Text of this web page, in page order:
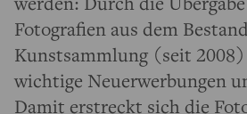
Fotografien aus dem
Kunstsammlung (seit
wichtige Neuerwerbungen
Damit erstreckt sich die